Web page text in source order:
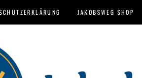
JAKOBSWEG SHOP